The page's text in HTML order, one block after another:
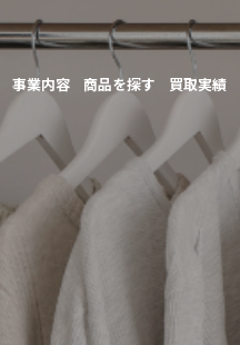
事業内容 商品を探す 買取実績